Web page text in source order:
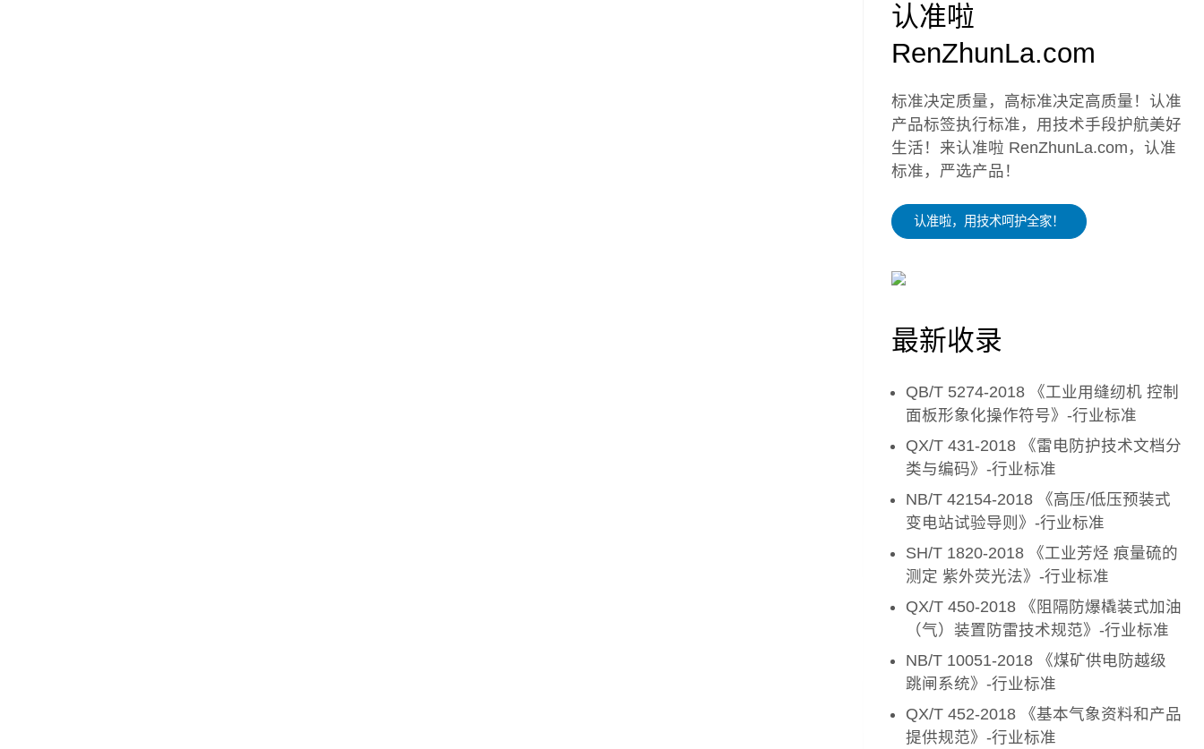
认准啦
RenZhunLa.com
标准决定质量，高标准决定高质量！认准
产品标签执行标准，用技术手段护航美好
生活！来认准啦 RenZhunLa.com，认准
标准，严选产品！
认准啦，用技术呵护全家！
最新收录
QB/T 5274-2018 《工业用缝纫机 控制
面板形象化操作符号》-行业标准
QX/T 431-2018 《雷电防护技术文档分
类与编码》-行业标准
NB/T 42154-2018 《高压/低压预装式
变电站试验导则》-行业标准
SH/T 1820-2018 《工业芳烃 痕量硫的
测定 紫外荧光法》-行业标准
QX/T 450-2018 《阻隔防爆橇装式加油
（气）装置防雷技术规范》-行业标准
NB/T 10051-2018 《煤矿供电防越级
跳闸系统》-行业标准
QX/T 452-2018 《基本气象资料和产品
提供规范》-行业标准